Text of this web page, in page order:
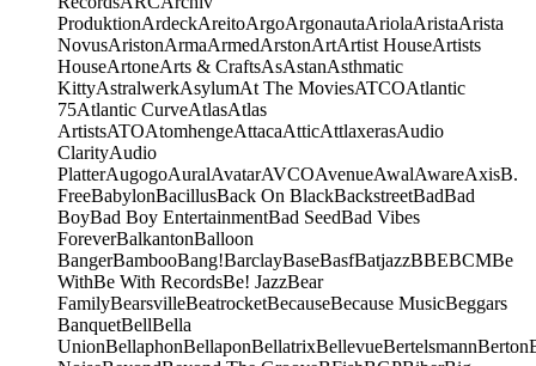
ProduktionArdeckAreitoArgoArgonautaAriolaAristaArista
NovusAristonArmaArmedArstonArtArtist HouseArtists
HouseArtoneArts & CraftsAsAstanAsthmatic
KittyAstralwerkAsylumAt The MoviesATCOAtlantic
75Atlantic CurveAtlasAtlas
ArtistsATOAtomhengeAttacaAtticAttlaxerasAudio
ClarityAudio
PlatterAugogoAuralAvatarAVCOAvenueAwalAwareAxisB.
FreeBabylonBacillusBack On BlackBackstreetBadBad
BoyBad Boy EntertainmentBad SeedBad Vibes
ForeverBalkantonBalloon
BangerBambooBang!BarclayBaseBasfBatjazzBBEBCMBe
WithBe With RecordsBe! JazzBear
FamilyBearsvilleBeatrocketBecauseBecause MusicBeggars
BanquetBellBella
UnionBellaphonBellaponBellatrixBellevueBertelsmannBerton